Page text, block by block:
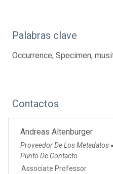
Palabras clave
Occurrence; Specimen;
Contactos
Andreas Altenburger
Proveedor De Los Metadatos ●
Punto De Contacto
Associate Professor